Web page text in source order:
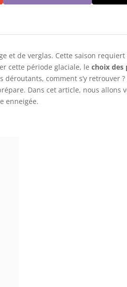
et de verglas. Cette saison
cette période glaciale, lechoix des
comment s’y retrouver ?
Dans cet article, nous allons
enneigée.